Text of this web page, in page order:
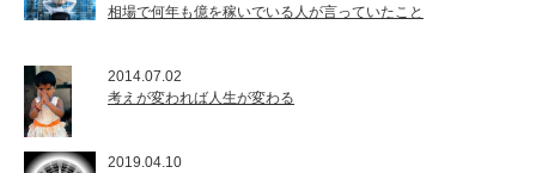
相場で何年も億を稼いでいる人が言っていたこと
2014.07.02
考えが変われば人生が変わる
2019.04.10